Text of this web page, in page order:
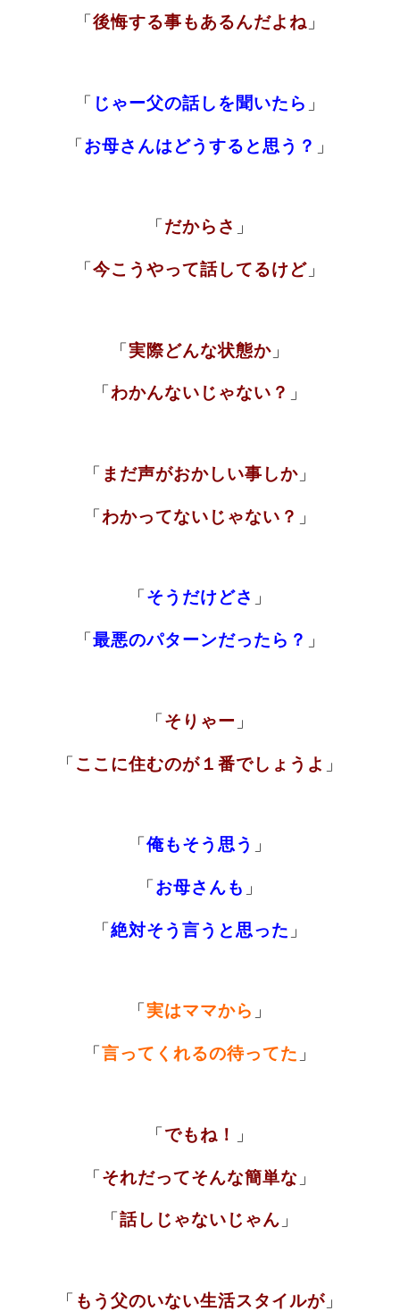
「 後悔する事もあるんだよね 」
「 じゃー父の話しを聞いたら 」
「お母さんはどうすると思う？ 」
「 だからさ 」
「 今こうやって話してるけど 」
「実際どんな状態か 」
「 わかんないじゃない？ 」
「 まだ声がおかしい事しか 」
「わかってないじゃない？ 」
「 そうだけどさ 」
「 最悪のパターンだったら？ 」
「そりゃー 」
「 ここに住むのが１番でしょうよ 」
「 俺もそう思う 」
「 お母さんも 」
「絶対そう言うと思った 」
「 実はママから 」
「 言ってくれるの待ってた 」
「でもね！ 」
「それだってそんな簡単な 」
「 話しじゃないじゃん 」
「 もう父のいない生活スタイルが 」